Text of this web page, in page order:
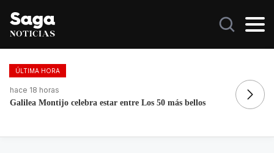
ÚLTIMA HORA
hace 18 horas
Galilea Montijo celebra estar entre Los 50 más bellos